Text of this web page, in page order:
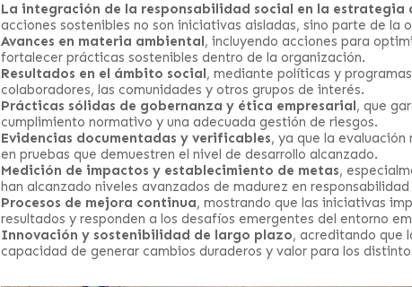
La integración de la responsabilidad social en la estrategia
acciones sostenibles no son iniciativas aisladas, sino parte de la
Avances en materia ambiental , incluyendo acciones para
fortalecer prácticas sostenibles dentro de la organización.
Resultados en el ámbito social , mediante políticas y
colaboradores, las comunidades y otros grupos de interés.
Prácticas sólidas de gobernanza y ética empresarial , que
cumplimiento normativo y una adecuada gestión de riesgos.
Evidencias documentadas y verificables, ya que la evaluación
en pruebas que demuestren el nivel de desarrollo alcanzado.
Medición de impactos y establecimiento de metas,
han alcanzado niveles avanzados de madurez en responsabilidad
Procesos de mejora continua, mostrando que las iniciativas
resultados y responden a los desafíos emergentes del entorno
Innovación y sostenibilidad de largo plazo, acreditando que
capacidad de generar cambios duraderos y valor para los